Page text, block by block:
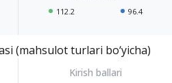
112.2 96.4
(mahsulot turlari bo‘yicha)